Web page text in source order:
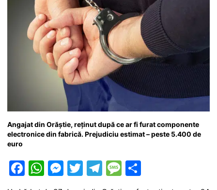
Angajat din Orăștie, reținut după ce ar fi furat componente
electronice din fabrică. Prejudiciu estimat – peste 5.400 de
euro
F
W M T
T
M